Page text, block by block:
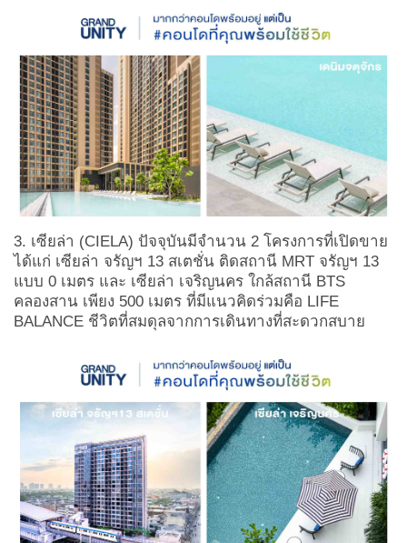
3. เซียล่า (CIELA) ปัจจุบันมีจำนวน 2 โครงการที่เปิดขาย
ได้แก่ เซียล่า จรัญฯ 13 สเตชั่น ติดสถานี MRT จรัญฯ 13
แบบ 0 เมตร และ เซียล่า เจริญนคร ใกล้สถานี BTS
คลองสาน เพียง 500 เมตร ที่มีแนวคิดร่วมคือ LIFE
BALANCE ชีวิตที่สมดุลจากการเดินทางที่สะดวกสบาย